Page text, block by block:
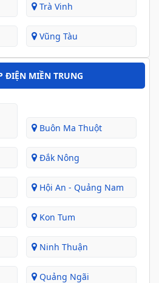
Trà Vinh
Vũng Tàu
ĐIỆN MIỀN TRUNG
Buôn Ma Thuột
Đắk Nông
Hội An - Quảng Nam
Kon Tum
Ninh Thuận
Quảng Ngãi